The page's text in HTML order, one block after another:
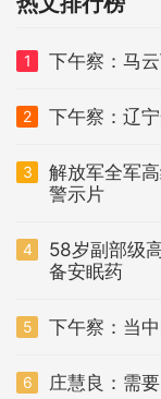
1 下午察：马
2 下午察：辽
3
解放军全军
警示片
4
58岁副部级
备安眠药
5 下午察：当
6 庄慧良：需